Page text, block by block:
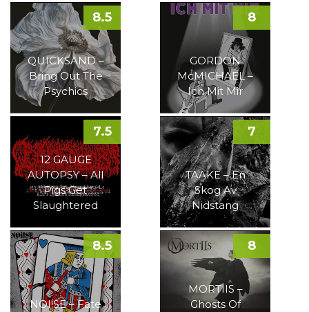
QUICKSAND –
Bring Out The
Psychics
8.5
GORDON
McMICHAEL –
Ich Mit Mir
8
12 GAUGE
AUTOPSY – All
Pigs Get
Slaughtered
7.5
TAAKE – En
Skog Av
Nidstang
7
NOI!SE – Fate
8.5
MORTIIS –
Ghosts Of
8